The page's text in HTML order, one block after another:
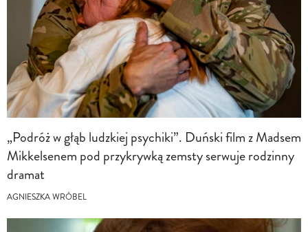
„Podróż w głąb ludzkiej psychiki”. Duński film z Madsem
Mikkelsenem pod przykrywką zemsty serwuje rodzinny
dramat
AGNIESZKA WRÓBEL